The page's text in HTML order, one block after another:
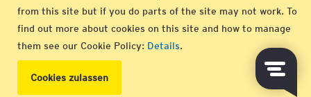
from this site but if you do parts of the site may not work. To
find out more about cookies on this site and how to manage
them see our Cookie Policy: Details.
Cookies zulassen
Impressum
© EY 2026 |Datenschutz-Bestimmungen